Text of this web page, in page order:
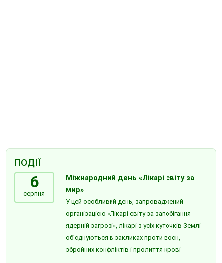
ПОДІЇ
6
серпня
Міжнародний день «Лікарі світу за
мир»
У цей особливий день, запроваджений
організацією «Лікарі світу за запобігання
ядерній загрозі», лікарі з усіх куточків Землі
об’єднуються в закликах проти воєн,
збройних конфліктів і пролиття крові